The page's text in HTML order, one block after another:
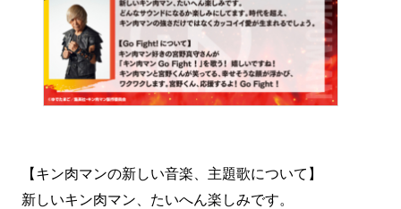
【キン肉マンの新しい音楽、主題歌について】
新しいキン肉マン、たいへん楽しみです。